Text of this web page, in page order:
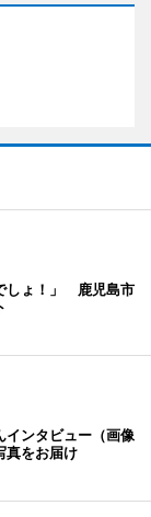
しょ！」 鹿児島市
インタビュー（画像
真をお届け